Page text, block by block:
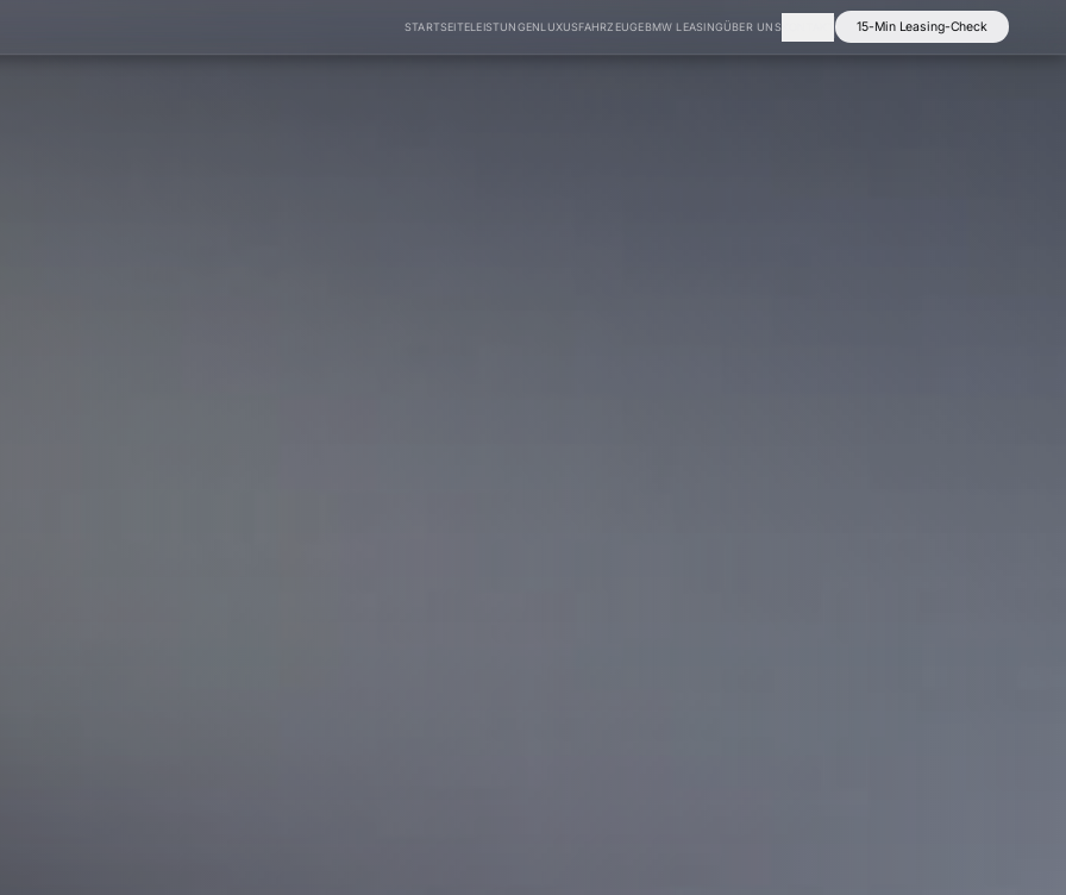
STARTSEITELEISTUNGENLUXUSFAHRZEUGEBMW LEASINGÜBER UNS 15-Min Leasing-Check